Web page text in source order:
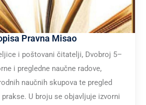
Pravna Misao
i poštovani čitatelji, Dvobroj 5–
i pregledne naučne radove,
naučnih skupova te pregled
U broju se objavljuje izvorni